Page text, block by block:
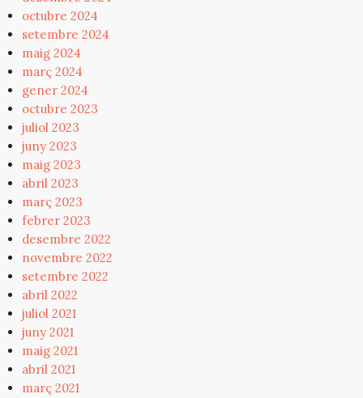
octubre 2024
setembre 2024
maig 2024
març 2024
gener 2024
octubre 2023
juliol 2023
juny 2023
maig 2023
abril 2023
març 2023
febrer 2023
desembre 2022
novembre 2022
setembre 2022
abril 2022
juliol 2021
juny 2021
maig 2021
abril 2021
març 2021